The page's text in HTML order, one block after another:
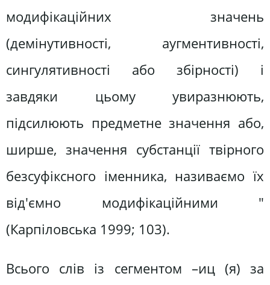
модифікаційних значень
(демінутивності, аугментивності,
сингулятивності або збірності) і
завдяки цьому увиразнюють,
підсилюють предметне значення або,
ширше, значення субстанції твірного
безсуфіксного іменника, називаємо їх
від'ємно модифікаційними "
(Карпіловська 1999; 103).
Всього слів із сегментом –иц (я) за